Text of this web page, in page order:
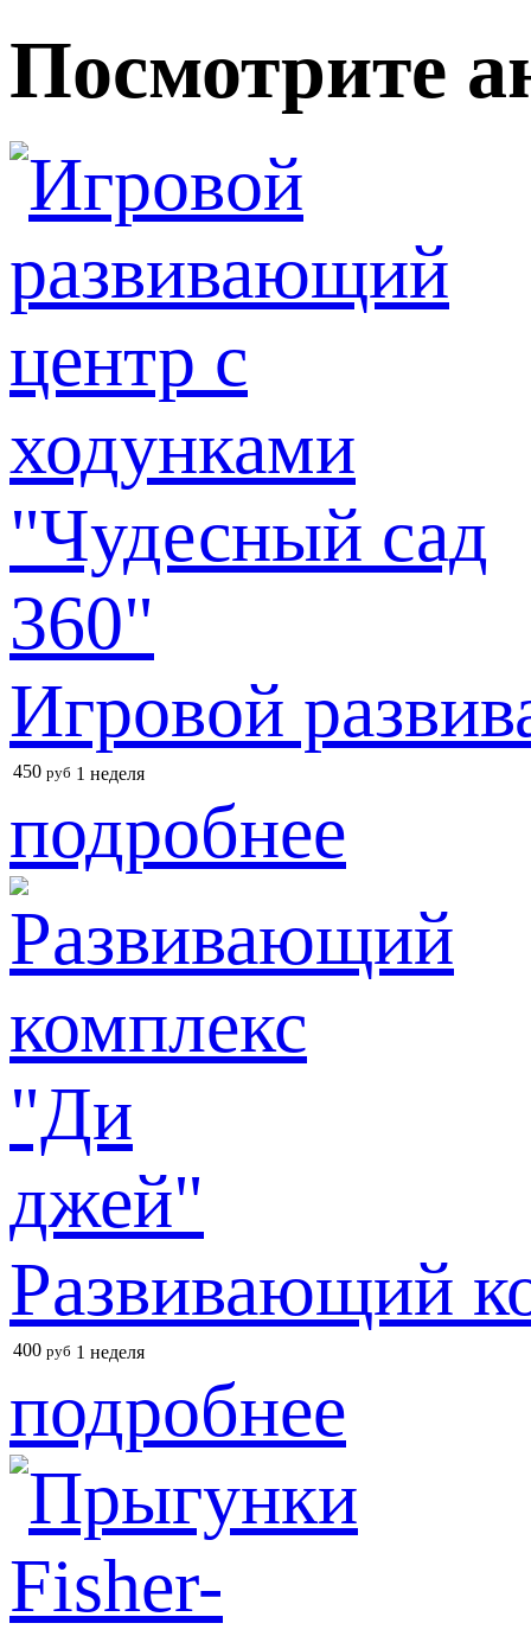
Посмотрите
Игровой
450 руб 1 неделя
подробнее
Развивающий
400 руб 1 неделя
подробнее